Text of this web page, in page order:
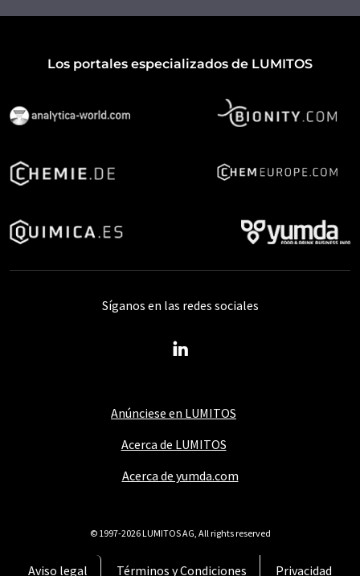
Los portales especializados de LUMITOS
Anúnciese en LUMITOS
Acerca de LUMITOS
Acerca de yumda.com
Aviso legal Términos y Condiciones Privacidad
Síganos en las redes sociales
© 1997-2026 LUMITOS AG, All rights reserved